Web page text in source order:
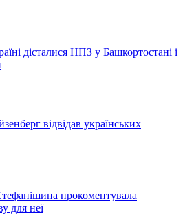
дісталися НПЗ у Башкортостані і
відвідав українських
прокоментувала
для неї